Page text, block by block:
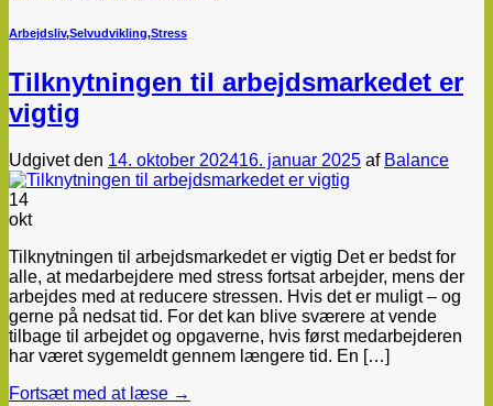
Arbejdsliv,Selvudvikling,Stress
Tilknytningen til arbejdsmarkedet er
vigtig
Udgivet den 14. oktober 202416. januar 2025 af Balance
14
okt
Tilknytningen til arbejdsmarkedet er vigtig Det er bedst for
alle, at medarbejdere med stress fortsat arbejder, mens der
arbejdes med at reducere stressen. Hvis det er muligt – og
gerne på nedsat tid. For det kan blive sværere at vende
tilbage til arbejdet og opgaverne, hvis først medarbejderen
har været sygemeldt gennem længere tid. En […]
Fortsæt med at læse →